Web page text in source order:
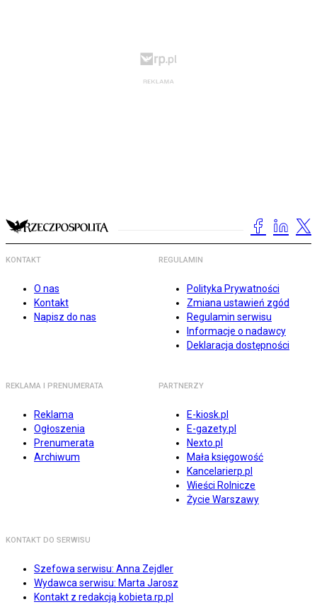
KONTAKT
O nas
Kontakt
Napisz do nas
REGULAMIN
Polityka Prywatności
Zmiana ustawień zgód
Regulamin serwisu
Informacje o nadawcy
Deklaracja dostępności
REKLAMA I PRENUMERATA
Reklama
Ogłoszenia
Prenumerata
Archiwum
PARTNERZY
E-kiosk.pl
E-gazety.pl
Nexto.pl
Mała księgowość
Kancelarierp.pl
Wieści Rolnicze
Życie Warszawy
KONTAKT DO SERWISU
Szefowa serwisu: Anna Zejdler
Wydawca serwisu: Marta Jarosz
Kontakt z redakcją kobieta.rp.pl